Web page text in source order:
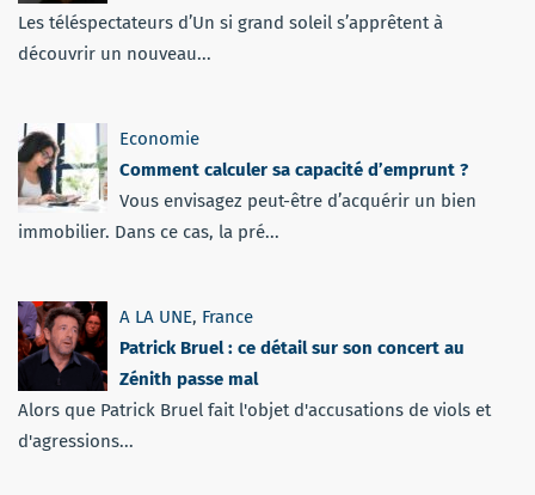
Les téléspectateurs d’Un si grand soleil s’apprêtent à
découvrir un nouveau...
Economie
Comment calculer sa capacité d’emprunt ?
Vous envisagez peut-être d’acquérir un bien
immobilier. Dans ce cas, la pré...
A LA UNE, France
Patrick Bruel : ce détail sur son concert au
Zénith passe mal
Alors que Patrick Bruel fait l'objet d'accusations de viols et
d'agressions...